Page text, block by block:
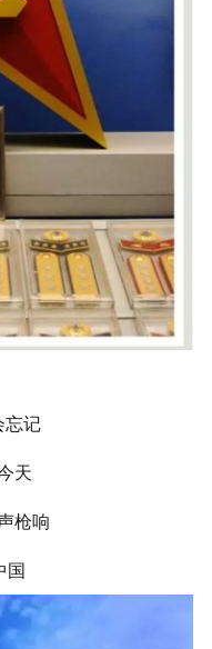
忘记
天
枪响
国